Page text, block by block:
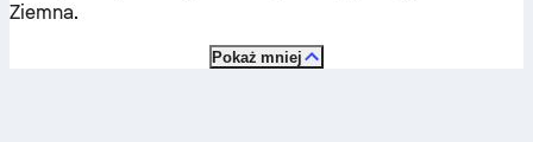
Ziemna.
Pokaż mniej